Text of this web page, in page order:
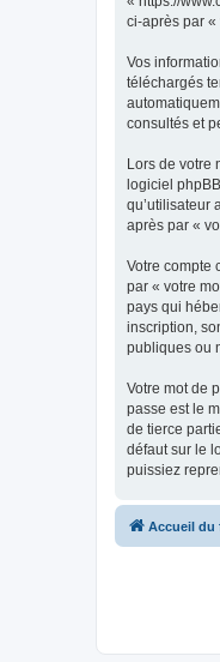
ci-après par
Vos
téléchargés
consultés et
Lors de votre
logiciel
qu’utilisateur
après par «
Votre compte
par « votre
pays qui
inscription,
publiques ou
Votre mot de
passe est le
de tierce
défaut sur le
puissiez
Accueil du